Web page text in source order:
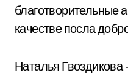
благотворительные
качестве посла
Наталья Гвоздикова